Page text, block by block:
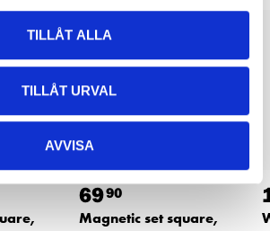
TILLÅT ALLA
TILLÅT URVAL
AVVISA
6990
Magnetic set square,